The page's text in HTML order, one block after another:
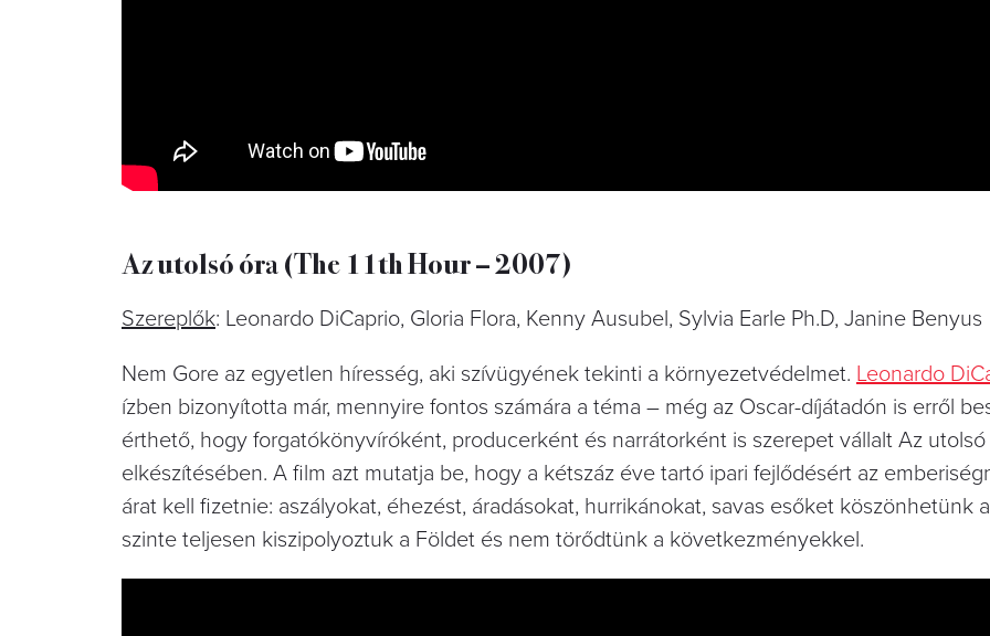
Az utolsó óra (The 11th Hour – 2007)
Szereplők: Leonardo DiCaprio, Gloria Flora, Kenny Ausubel, Sylvia Earle Ph.D, Janine Benyus
Nem Gore az egyetlen híresség, aki szívügyének tekinti a környezetvédelmet. Leonardo
ízben bizonyította már, mennyire fontos számára a téma – még az Oscar-díjátadón is erről
érthető, hogy forgatókönyvíróként, producerként és narrátorként is szerepet vállalt Az utolsó
elkészítésében. A film azt mutatja be, hogy a kétszáz éve tartó ipari fejlődésért az
árat kell fizetnie: aszályokat, éhezést, áradásokat, hurrikánokat, savas esőket köszönhetünk
szinte teljesen kiszipolyoztuk a Földet és nem törődtünk a következményekkel.